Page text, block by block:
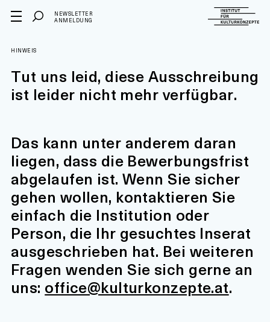
NEWSLETTER
ANMELDUNG
HINWEIS
Tut uns leid, diese Ausschreibung
ist leider nicht mehr verfügbar.
Das kann unter anderem daran
liegen, dass die Bewerbungsfrist
abgelaufen ist. Wenn Sie sicher
gehen wollen, kontaktieren Sie
einfach die Institution oder
Person, die Ihr gesuchtes Inserat
ausgeschrieben hat. Bei weiteren
Fragen wenden Sie sich gerne an
uns: office@kulturkonzepte.at.